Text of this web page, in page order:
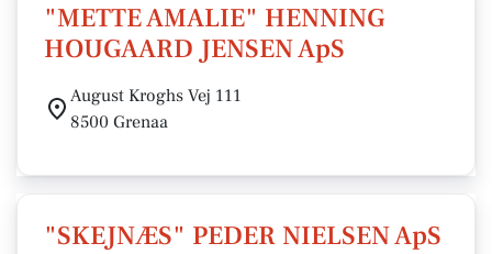
"METTE AMALIE" HENNING
HOUGAARD JENSEN ApS
August Kroghs Vej 111
8500 Grenaa
"SKEJNÆS" PEDER NIELSEN ApS